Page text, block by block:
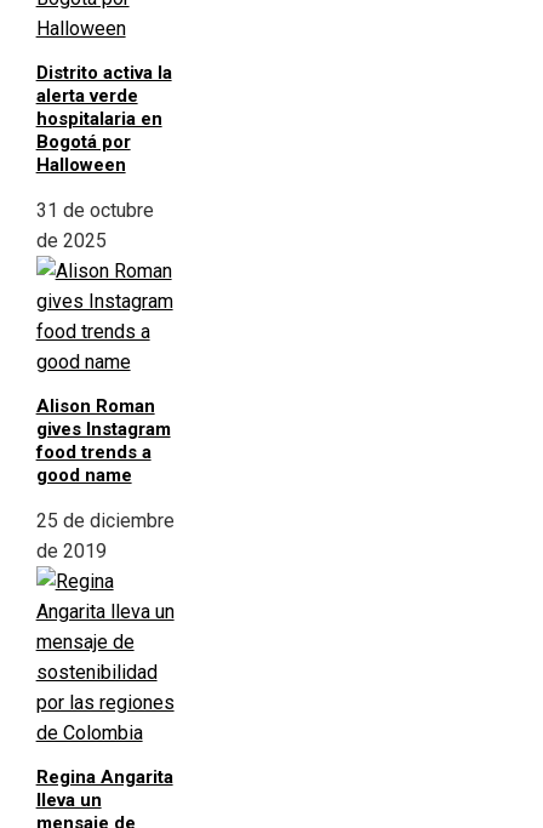
Distrito activa la
alerta verde
hospitalaria en
Bogotá por
Halloween
31 de octubre
de 2025
Alison Roman
gives Instagram
food trends a
good name
25 de diciembre
de 2019
Regina Angarita
lleva un